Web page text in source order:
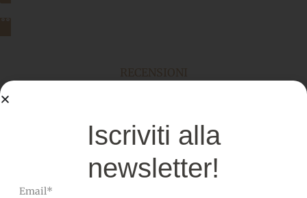
Iscriviti alla
newsletter!
Email*